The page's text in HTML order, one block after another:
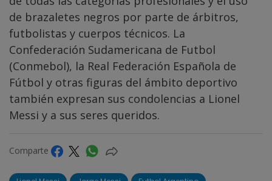
de brazaletes negros por parte de árbitros,
futbolistas y cuerpos técnicos. La
Confederación Sudamericana de Futbol
(Conmebol), la Real Federación Española de
Fútbol y otras figuras del ámbito deportivo
también expresan sus condolencias a Lionel
Messi y a sus seres queridos.
Comparte